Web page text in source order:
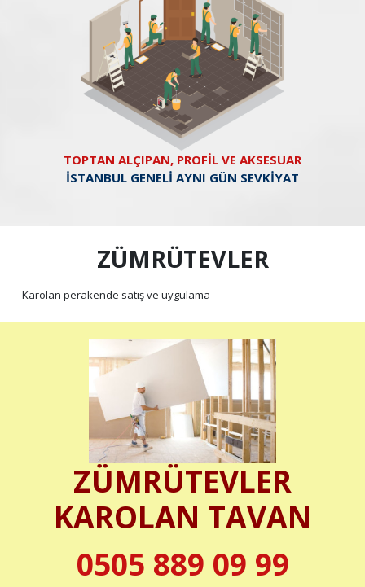
TOPTAN ALÇIPAN, PROFİL VE AKSESUAR
İSTANBUL GENELİ AYNI GÜN SEVKİYAT
ZÜMRÜTEVLER
Karolan perakende satış ve uygulama
ZÜMRÜTEVLER
KAROLAN TAVAN
0505 889 09 99